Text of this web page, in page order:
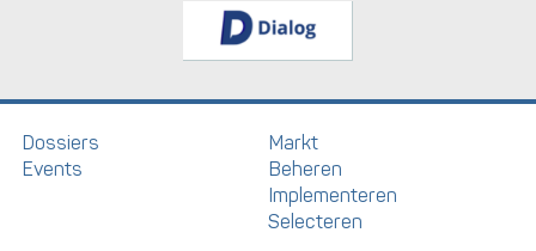
Dossiers
Events
Markt
Beheren
Implementeren
Selecteren